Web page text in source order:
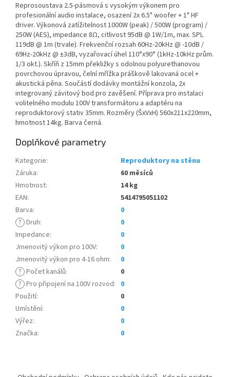
Reprosoustava 2.5-pásmová s vysokým výkonem pro
profesionální audio instalace, osazení 2x 6.5" woofer + 1" HF
driver. Výkonová zatížitelnost 1000W (peak) / 500W (program) /
250W (AES), impedance 8Ω, citlivost 95dB @ 1W/1m, max. SPL
119dB @ 1m (trvale). Frekvenční rozsah 60Hz-20kHz @ -10dB /
69Hz-20kHz @ ±3dB, vyzařovací úhel 110°x90° (1kHz-10kHz prům.
1/3 okt.). Skříň z 15mm překližky s odolnou polyurethanovou
povrchovou úpravou, čelní mřížka práškově lakovaná ocel +
akustická pěna. Součástí dodávky montážní konzola, 2x
integrovaný závitový bod pro zavěšení. Příprava pro instalaci
volitelného modulu 100V transformátoru a adaptéru na
reproduktorový stativ 35mm. Rozměry (ŠxVxH) 560x211x220mm,
hmotnost 14kg. Barva černá.
Doplňkové parametry
Kategorie:
Reproduktory na stěnu
Záruka:
60 měsíců
Hmotnost:
14 kg
EAN:
5414795051102
Barva:
0
? Druh:
0
Impedance:
0
Jmenovitý výkon pro 100V:
0
Jmenovitý výkon pro 4-16 ohm:
0
? Počet kanálů:
0
? Pro připojení na 100V rozvod: 0
Použití:
0
Umístění:
0
Výřez:
0
Značka: 0